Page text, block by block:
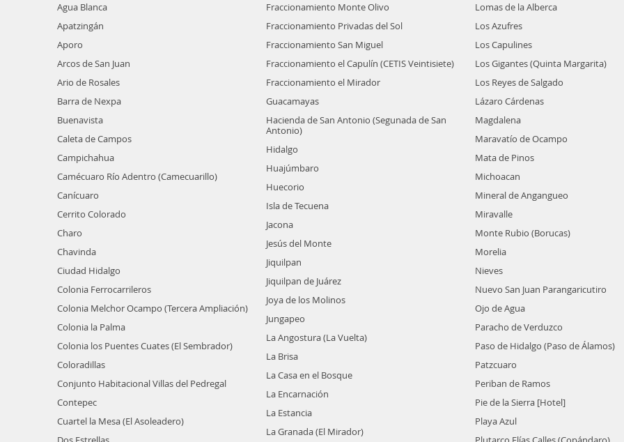
Agua Blanca
Apatzingán
Aporo
Arcos de San Juan
Ario de Rosales
Barra de Nexpa
Buenavista
Caleta de Campos
Campichahua
Camécuaro Río Adentro (Camecuarillo)
Canícuaro
Cerrito Colorado
Charo
Chavinda
Ciudad Hidalgo
Colonia Ferrocarrileros
Colonia Melchor Ocampo (Tercera Ampliación)
Colonia la Palma
Colonia los Puentes Cuates (El Sembrador)
Coloradillas
Conjunto Habitacional Villas del Pedregal
Contepec
Cuartel la Mesa (El Asoleadero)
Fraccionamiento Monte Olivo
Fraccionamiento Privadas del Sol
Fraccionamiento San Miguel
Fraccionamiento el Capulín (CETIS Veintisiete)
Fraccionamiento el Mirador
Guacamayas
Hacienda de San Antonio (Segunada de San
Antonio)
Hidalgo
Huajúmbaro
Huecorio
Isla de Tecuena
Jacona
Jesús del Monte
Jiquilpan
Jiquilpan de Juárez
Joya de los Molinos
Jungapeo
La Angostura (La Vuelta)
La Brisa
La Casa en el Bosque
La Encarnación
La Estancia
La Granada (El Mirador)
Lomas de la Alberca
Los Azufres
Los Capulines
Los Gigantes (Quinta Margarita)
Los Reyes de Salgado
Lázaro Cárdenas
Magdalena
Maravatío de Ocampo
Mata de Pinos
Michoacan
Mineral de Angangueo
Miravalle
Monte Rubio (Borucas)
Morelia
Nieves
Nuevo San Juan Parangaricutiro
Ojo de Agua
Paracho de Verduzco
Paso de Hidalgo (Paso de Álamos)
Patzcuaro
Periban de Ramos
Pie de la Sierra [Hotel]
Playa Azul